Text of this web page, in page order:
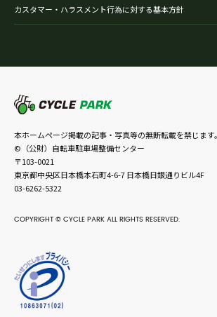
カスタマー・ハラスメント行為に対する基本方針
本ホームページ掲載の記事・写真等の無断転載を禁じます。
©（公財）自転車駐車場整備センター
〒103-0021
東京都中央区日本橋本石町4-6-7 日本橋日銀通りビル4F
03-6262-5322
COPYRIGHT © CYCLE PARK ALL RIGHTS RESERVED.